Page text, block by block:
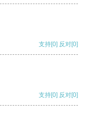
支持[0] 反对[0]
支持[0] 反对[0]